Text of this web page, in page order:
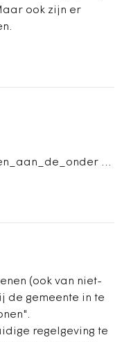
ook zijn er
…
(ook van niet-
de gemeente in te
regelgeving te